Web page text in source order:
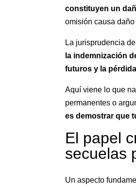
constituyen un
omisión causa
La jurisprudencia
la indemnización
futuros y la
Aquí viene lo que
permanentes o
es demostrar que
El papel
secuelas
Un aspecto